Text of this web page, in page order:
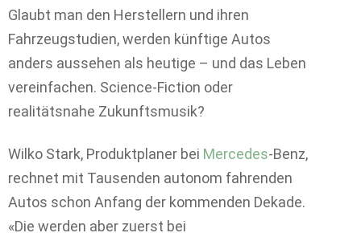
Glaubt man den Herstellern und ihren
Fahrzeugstudien, werden künftige Autos
anders aussehen als heutige – und das Leben
vereinfachen. Science-Fiction oder
realitätsnahe Zukunftsmusik?
Wilko Stark, Produktplaner bei Mercedes-Benz,
rechnet mit Tausenden autonom fahrenden
Autos schon Anfang der kommenden Dekade.
«Die werden aber zuerst bei